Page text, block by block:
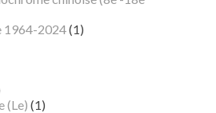
1964-2024(1)
(Le) (1)